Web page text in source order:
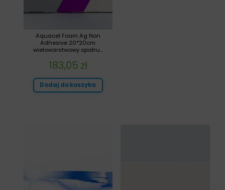
Aquacel Foam Ag Non
Adhesive 20*20cm
wielowarstwowy opatru...
183,05 zł
Dodaj do koszyka